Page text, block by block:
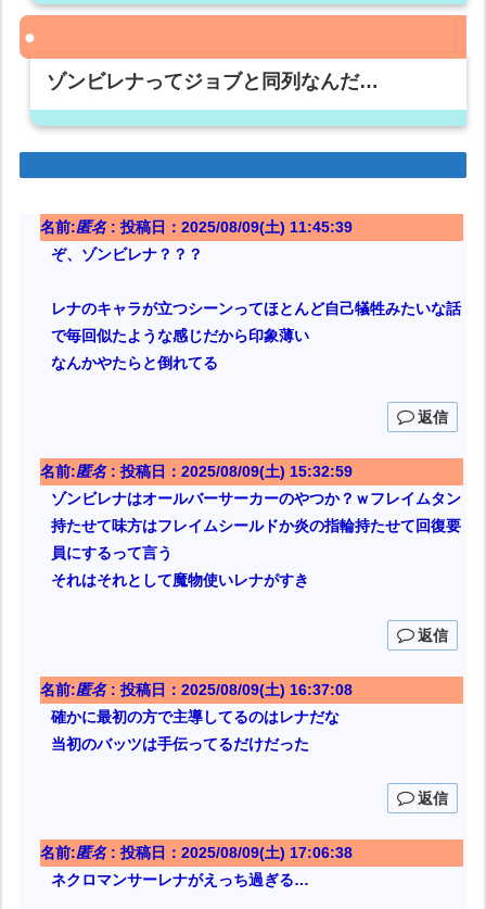
ゾンビレナってジョブと同列なんだ…
名前:匿名: 投稿日：2025/08/09(土) 11:45:39
ぞ、ゾンビレナ？？？
レナのキャラが立つシーンってほとんど自己犠牲みたいな話
で毎回似たような感じだから印象薄い
なんかやたらと倒れてる
返信
名前:匿名: 投稿日：2025/08/09(土) 15:32:59
ゾンビレナはオールバーサーカーのやつか？ｗフレイムタン
持たせて味方はフレイムシールドか炎の指輪持たせて回復要
員にするって言う
それはそれとして魔物使いレナがすき
返信
名前:匿名: 投稿日：2025/08/09(土) 16:37:08
確かに最初の方で主導してるのはレナだな
当初のバッツは手伝ってるだけだった
返信
名前:匿名: 投稿日：2025/08/09(土) 17:06:38
ネクロマンサーレナがえっち過ぎる…